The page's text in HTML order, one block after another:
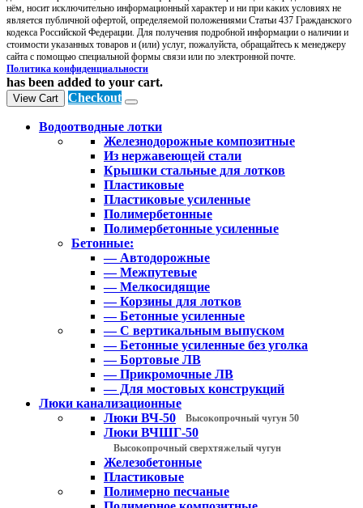
нём, носит исключительно информационный характер и ни при каких условиях не
является публичной офертой, определяемой положениями Статьи 437 Гражданского
кодекса Российской Федерации. Для получения подробной информации о наличии и
стоимости указанных товаров и (или) услуг, пожалуйста, обращайтесь к менеджеру
сайта с помощью специальной формы связи или по электронной почте.
Политика конфиденциальности
has been added to your cart.
View Cart Checkout
Водоотводные лотки
Железнодорожные композитные
Из нержавеющей стали
Крышки стальные для лотков
Пластиковые
Пластиковые усиленные
Полимербетонные
Полимербетонные усиленные
Бетонные:
— Автодорожные
— Межпутевые
— Мелкосидящие
— Корзины для лотков
— Бетонные усиленные
— С вертикальным выпуском
— Бетонные усиленные без уголка
— Бортовые ЛВ
— Прикромочные ЛВ
— Для мостовых конструкций
Люки канализационные
Люки ВЧ-50
Высокопрочный чугун 50
Люки ВЧШГ-50
Высокопрочный сверхтяжелый чугун
Железобетонные
Пластиковые
Полимерно песчаные